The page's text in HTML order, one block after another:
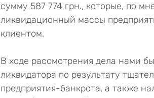
сумму 587 774 грн., которые, по
ликвидационный массы
клиентом.
В ходе рассмотрения дела нами
ликвидатора по результату
предприятия-банкрота, а также